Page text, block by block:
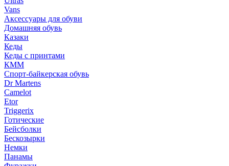
Vans
Аксессуары для обуви
Домашняя обувь
Казаки
Кеды
Кеды с принтами
КММ
Спорт-байкерская обувь
Dr Martens
Camelot
Etor
Triggerix
Готические
Бейсболки
Бескозырки
Немки
Панамы